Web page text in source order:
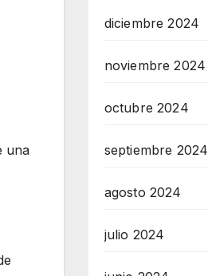
una
diciembre 2024
noviembre 2024
octubre 2024
septiembre 2024
agosto 2024
julio 2024